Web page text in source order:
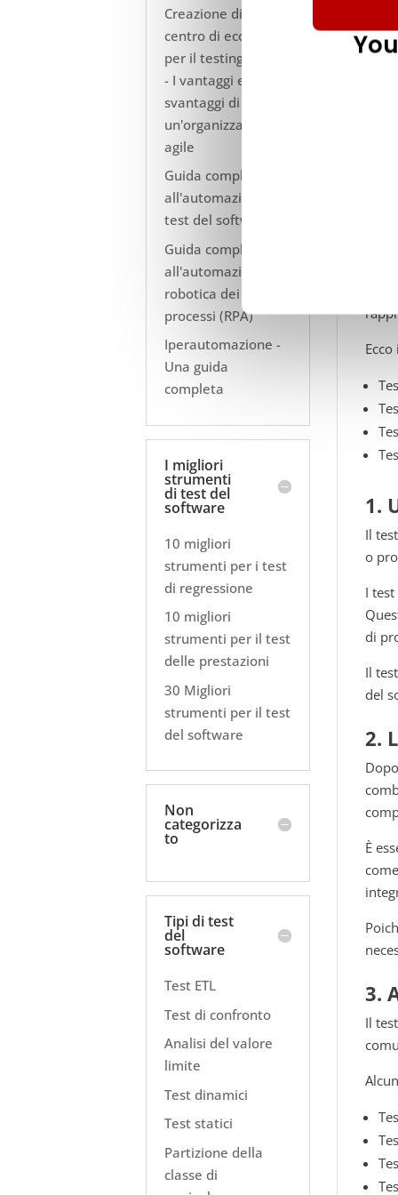
La
La
più
1.
Il
o
I
di
Il
del
2.
È
3.
Il
Creazione di un
centro di eccellenza
per il testing (TCoE)
- I vantaggi e gli
svantaggi di
un'organizzazione
agile
Guida completa
all'automazione del
test del software
Guida completa
all'automazione
robotica dei
processi (RPA)
Iperautomazione -
Una guida
completa
I migliori
strumenti
di test del
software
10 migliori
strumenti per i test
di regressione
10 migliori
strumenti per il test
delle prestazioni
30 Migliori
strumenti per il test
del software
Non
categorizza
to
Tipi di test
del
software
Test ETL
Test di confronto
Analisi del valore
limite
Test dinamici
Test statici
Partizione della
classe di